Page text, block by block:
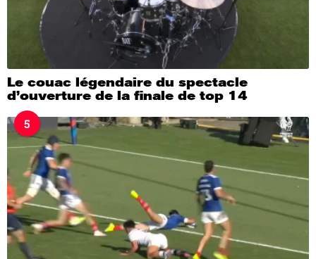
Le couac légendaire du spectacle
d’ouverture de la finale de top 14
5